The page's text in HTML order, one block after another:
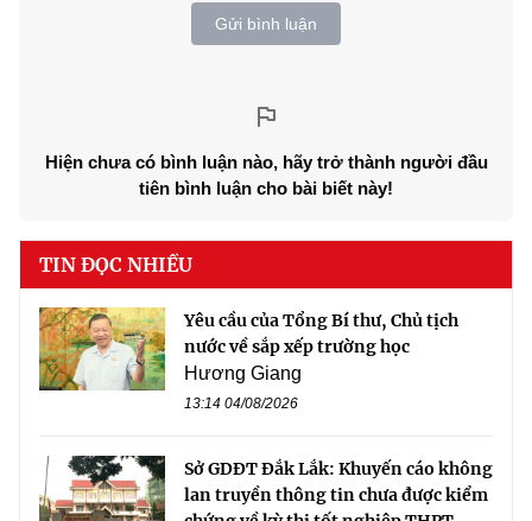
Gửi bình luận
Hiện chưa có bình luận nào, hãy trở thành người đầu
tiên bình luận cho bài biết này!
TIN ĐỌC NHIỀU
Yêu cầu của Tổng Bí thư, Chủ tịch
nước về sắp xếp trường học
Hương Giang
13:14 04/08/2026
Sở GDĐT Đắk Lắk: Khuyến cáo không
lan truyền thông tin chưa được kiểm